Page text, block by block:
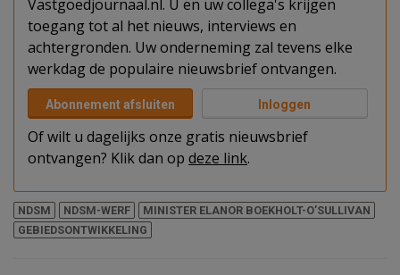
Vastgoedjournaal.nl. U en uw collega's krijgen
toegang tot al het nieuws, interviews en
achtergronden. Uw onderneming zal tevens elke
werkdag de populaire nieuwsbrief ontvangen.
Abonnement afsluiten Inloggen
Of wilt u dagelijks onze gratis nieuwsbrief
ontvangen? Klik dan op deze link.
NDSM NDSM-WERF
MINISTER ELANOR BOEKHOLT-O’SULLIVAN
GEBIEDSONTWIKKELING